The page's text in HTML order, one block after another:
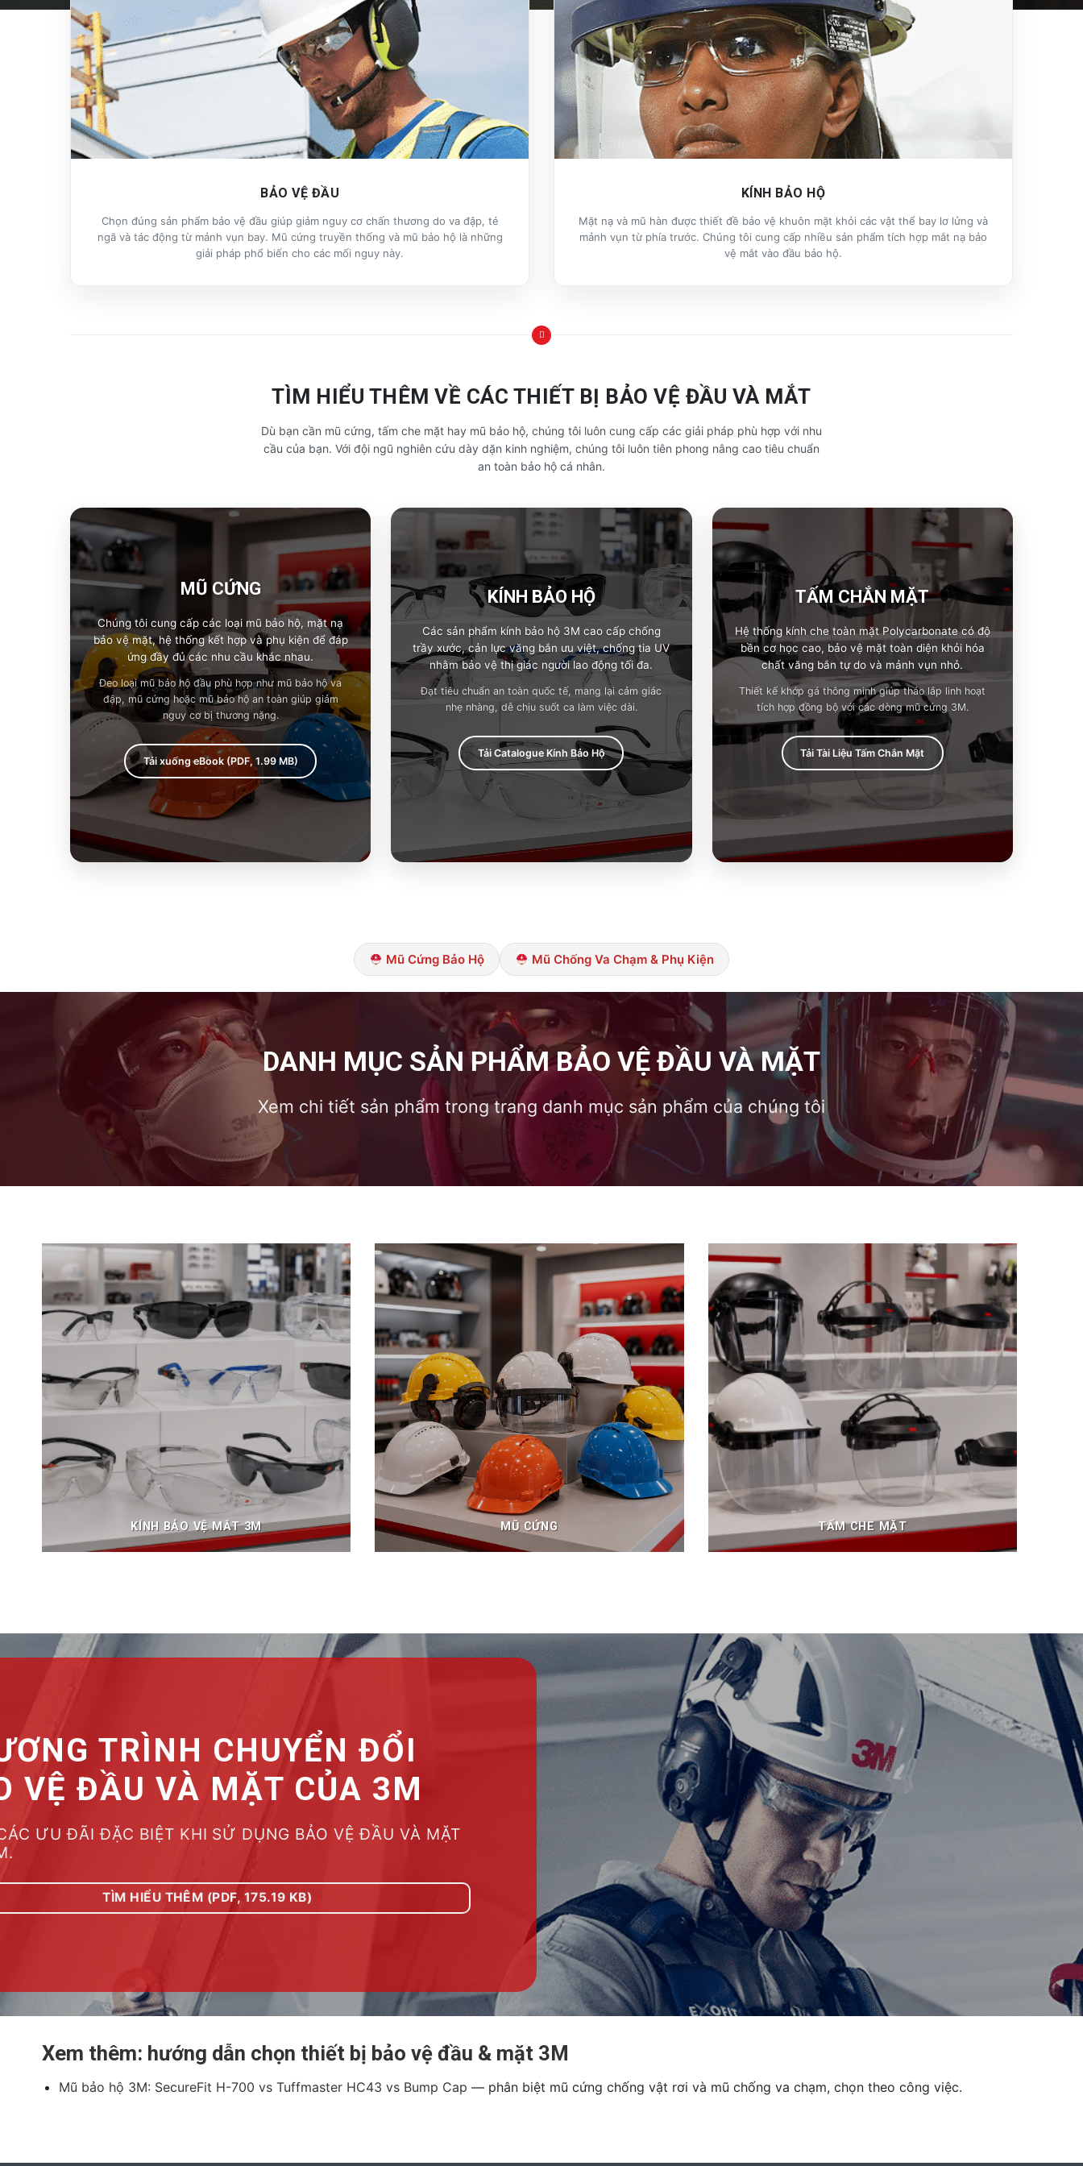
BẢO VỆ ĐẦU
Chọn đúng sản phẩm bảo vệ đầu giúp giảm nguy cơ chấn thương do va đập, té
ngã và tác động từ mảnh vụn bay. Mũ cứng truyền thống và mũ bảo hộ là những
giải pháp phổ biến cho các mối nguy này.
KÍNH BẢO HỘ
Mặt nạ và mũ hàn được thiết đề bảo vệ khuôn mặt khỏi các vật thể bay lơ lửng và
mảnh vụn từ phía trước. Chúng tôi cung cấp nhiều sản phẩm tích hợp mắt nạ bảo
vệ mắt vào đầu bảo hộ.
TÌM HIỂU THÊM VỀ CÁC THIẾT BỊ BẢO VỆ ĐẦU VÀ MẮT
Dù bạn cần mũ cứng, tấm che mặt hay mũ bảo hộ, chúng tôi luôn cung cấp các giải pháp phù hợp với nhu
cầu của bạn. Với đội ngũ nghiên cứu dày dặn kinh nghiệm, chúng tôi luôn tiên phong nâng cao tiêu chuẩn
an toàn bảo hộ cá nhân.
MŨ CỨNG
Chúng tôi cung cấp các loại mũ bảo hộ, mặt nạ
bảo vệ mặt, hệ thống kết hợp và phụ kiện để đáp
ứng đầy đủ các nhu cầu khác nhau.
Đeo loại mũ bảo hộ đầu phù hợp như mũ bảo hộ va
đập, mũ cứng hoặc mũ bảo hộ an toàn giúp giảm
nguy cơ bị thương nặng.
Tải xuống eBook (PDF, 1.99 MB)
KÍNH BẢO HỘ
Các sản phẩm kính bảo hộ 3M cao cấp chống
trầy xước, cản lực văng bắn ưu việt, chống tia UV
nhằm bảo vệ thị giác người lao động tối đa.
Đạt tiêu chuẩn an toàn quốc tế, mang lại cảm giác
nhẹ nhàng, dễ chịu suốt ca làm việc dài.
Tải Catalogue Kính Bảo Hộ
TẤM CHẮN MẶT
Hệ thống kính che toàn mặt Polycarbonate có độ
bền cơ học cao, bảo vệ mặt toàn diện khỏi hóa
chất văng bắn tự do và mảnh vụn nhỏ.
Thiết kế khớp gá thông minh giúp tháo lắp linh hoạt
tích hợp đồng bộ với các dòng mũ cứng 3M.
Tải Tài Liệu Tấm Chắn Mặt
Mũ Cứng Bảo Hộ Mũ Chống Va Chạm & Phụ Kiện
DANH MỤC SẢN PHẨM BẢO VỆ ĐẦU VÀ MẶT
Xem chi tiết sản phẩm trong trang danh mục sản phẩm của chúng tôi
KÍNH BẢO VỆ MẮT 3M MŨ CỨNG TẤM CHE MẶT
TRÌNH CHUYỂN ĐỔI
VỆ ĐẦU VÀ MẶT CỦA 3M
ƯU ĐÃI ĐẶC BIỆT KHI SỬ DỤNG BẢO VỆ ĐẦU VÀ MẶT
TÌM HIỂU THÊM (PDF, 175.19 KB)
Xem thêm: hướng dẫn chọn thiết bị bảo vệ đầu & mặt 3M
Mũ bảo hộ 3M: SecureFit H-700 vs Tuffmaster HC43 vs Bump Cap — phân biệt mũ cứng chống vật rơi và mũ chống va chạm, chọn theo công việc.